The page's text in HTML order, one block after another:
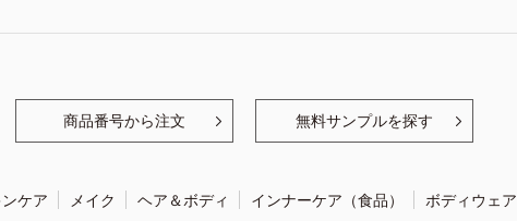
商品番号から注文 無料サンプルを探す
ケア メイク ヘア＆ボディ インナーケア（食品） ボディウェア